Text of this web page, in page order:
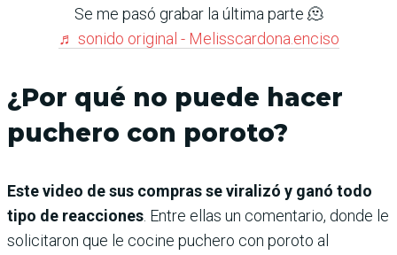
Se me pasó grabar la última parte 🫠
♬ sonido original - Melisscardona.enciso
¿Por qué no puede hacer
puchero con poroto?
Este video de sus compras se viralizó y ganó todo
tipo de reacciones . Entre ellas un comentario, donde le
solicitaron que le cocine puchero con poroto al